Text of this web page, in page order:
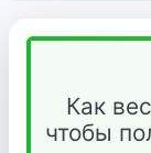
Как
чтобы